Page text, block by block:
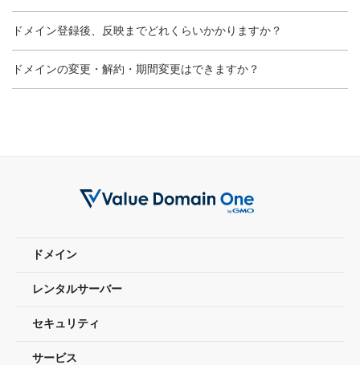
ドメイン登録後、反映までどれくらいかかりますか？
ドメインの変更・解約・期間変更はできますか？
ドメイン
レンタルサーバー
セキュリティ
サービス